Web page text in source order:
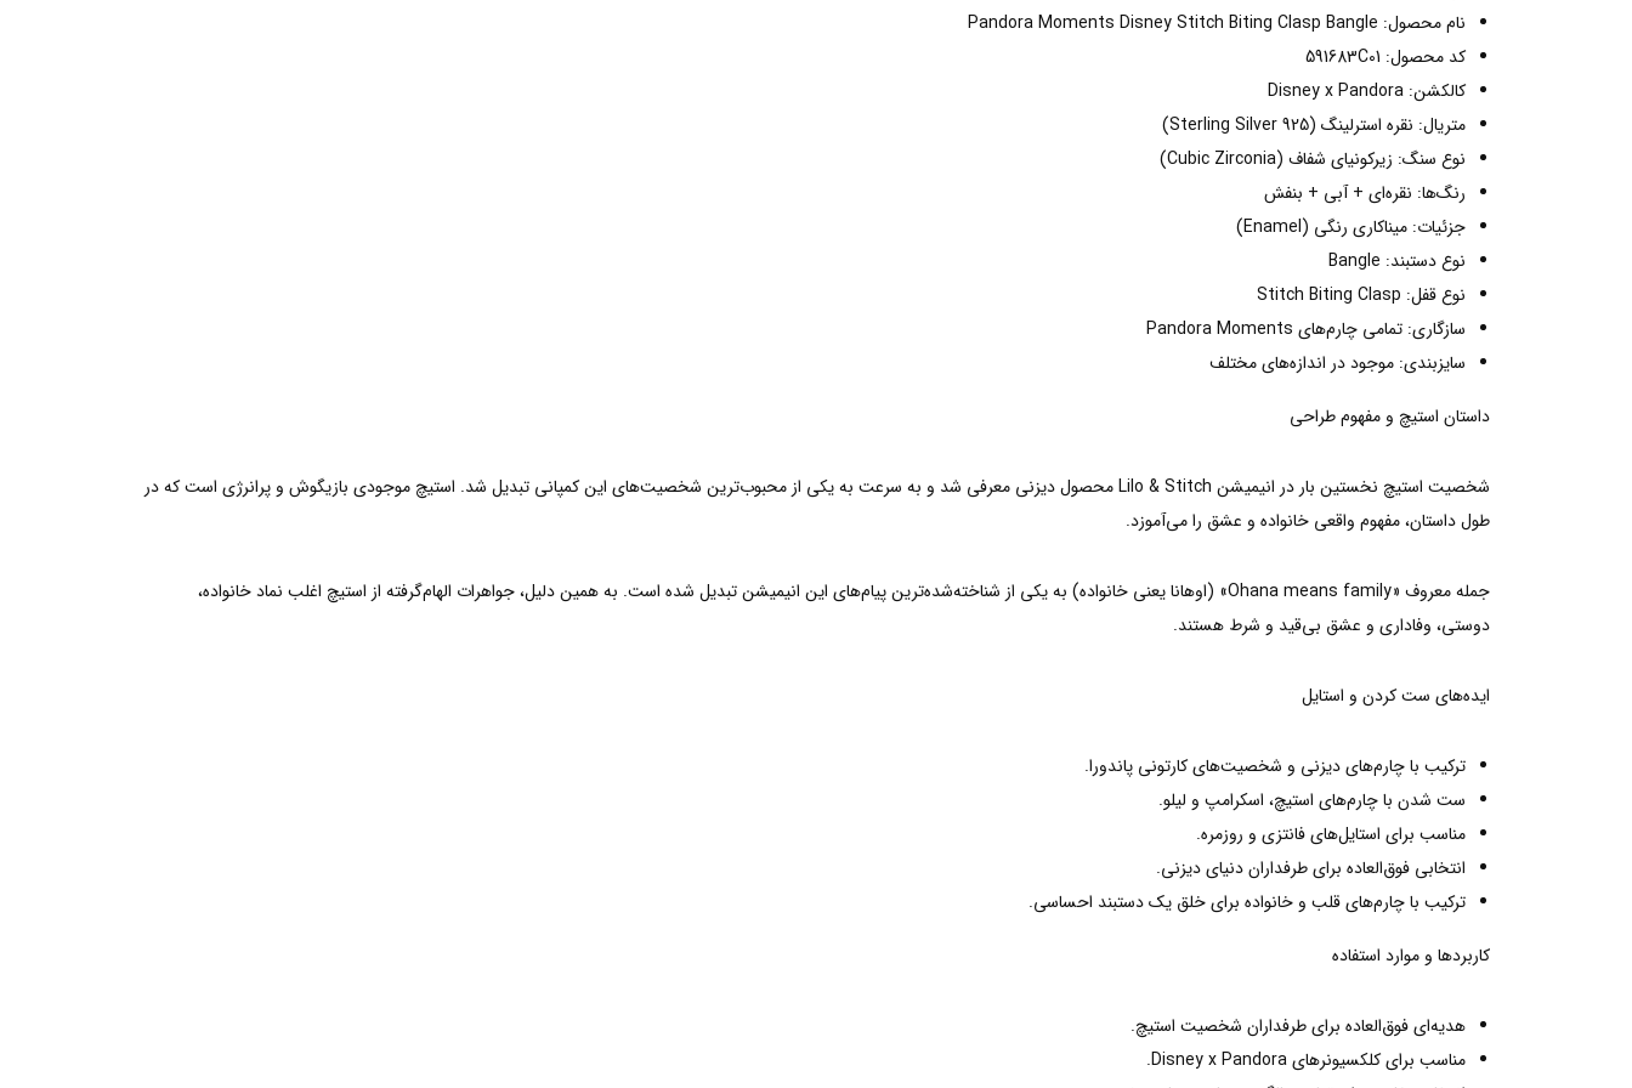
نام محصول: Pandora Moments Disney Stitch Biting Clasp Bangle
کد محصول: 591683C01
کالکشن: Disney x Pandora
متریال: نقره استرلینگ (Sterling Silver 925)
نوع سنگ: زیرکونیای شفاف (Cubic Zirconia)
رنگ‌ها: نقره‌ای + آبی + بنفش
جزئیات: میناکاری رنگی (Enamel)
نوع دستبند: Bangle
نوع قفل: Stitch Biting Clasp
سازگاری: تمامی چارم‌های Pandora Moments
سایزبندی: موجود در اندازه‌های مختلف
داستان استیچ و مفهوم طراحی
شخصیت استیچ نخستین بار در انیمیشن Lilo & Stitch محصول دیزنی معرفی شد و به سرعت به یکی از محبوب‌ترین شخصیت‌های این کمپانی تبدیل شد. استیچ موجودی بازیگوش و پرانرژی است که در
طول داستان، مفهوم واقعی خانواده و عشق را می‌آموزد.
جمله معروف «Ohana means family» (اوهانا یعنی خانواده) به یکی از شناخته‌شده‌ترین پیام‌های این انیمیشن تبدیل شده است. به همین دلیل، جواهرات الهام‌گرفته از استیچ اغلب نماد خانواده،
دوستی، وفاداری و عشق بی‌قید و شرط هستند.
ایده‌های ست کردن و استایل
ترکیب با چارم‌های دیزنی و شخصیت‌های کارتونی پاندورا.
ست شدن با چارم‌های استیچ، اسکرامپ و لیلو.
مناسب برای استایل‌های فانتزی و روزمره.
انتخابی فوق‌العاده برای طرفداران دنیای دیزنی.
ترکیب با چارم‌های قلب و خانواده برای خلق یک دستبند احساسی.
کاربردها و موارد استفاده
هدیه‌ای فوق‌العاده برای طرفداران شخصیت استیچ.
مناسب برای کلکسیونرهای Disney x Pandora.